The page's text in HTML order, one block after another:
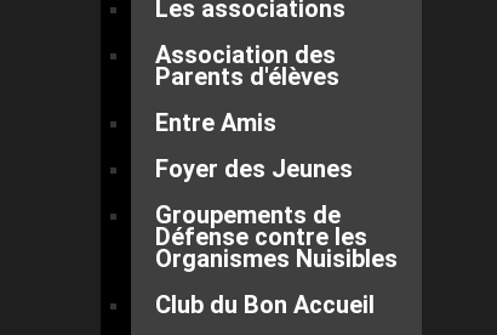
Les associations
Association des
Parents d'élèves
Entre Amis
Foyer des Jeunes
Groupements de
Défense contre les
Organismes Nuisibles
Club du Bon Accueil